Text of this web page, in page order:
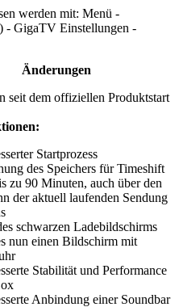
werden mit: Menü -
- GigaTV Einstellungen -
Änderungen
seit dem offiziellen Produktstart
Startprozess
des Speichers für Timeshift
zu 90 Minuten, auch über den
der aktuell laufenden Sendung
schwarzen Ladebildschirms
nun einen Bildschirm mit
Stabilität und Performance
Anbindung einer Soundbar